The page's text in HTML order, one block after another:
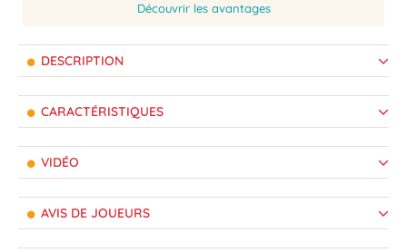
Découvrir les avantages
DESCRIPTION
CARACTÉRISTIQUES
VIDÉO
AVIS DE JOUEURS